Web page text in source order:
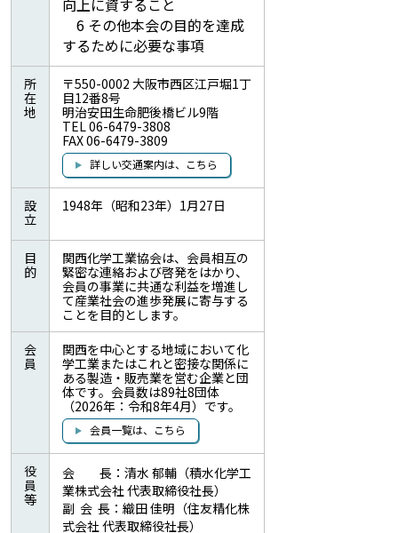
向上に資すること
6 その他本会の目的を達成
するために必要な事項
所
在
地
〒550-0002 大阪市西区江戸堀1丁
目12番8号
明治安田生命肥後橋ビル9階
TEL 06-6479-3808
FAX 06-6479-3809
詳しい交通案内は、こちら
設
立
1948年（昭和23年）1月27日
目
的
関西化学工業協会は、会員相互の
緊密な連絡および啓発をはかり、
会員の事業に共通な利益を増進し
て産業社会の進歩発展に寄与する
ことを目的とします。
会
員
関西を中心とする地域において化
学工業またはこれと密接な関係に
ある製造・販売業を営む企業と団
体です。会員数は89社8団体
（2026年：令和8年4月）です。
会員一覧は、こちら
役
員
等
会 長：清水 郁輔（積水化学工
業株式会社 代表取締役社長）
副 会 長：織田 佳明（住友精化株
式会社 代表取締役社長）